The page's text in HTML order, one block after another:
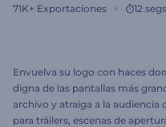
71K+ Exportaciones 12
Envuelva su logo con haces
digna de las pantallas más
archivo y atraiga a la
para tráilers, escenas de